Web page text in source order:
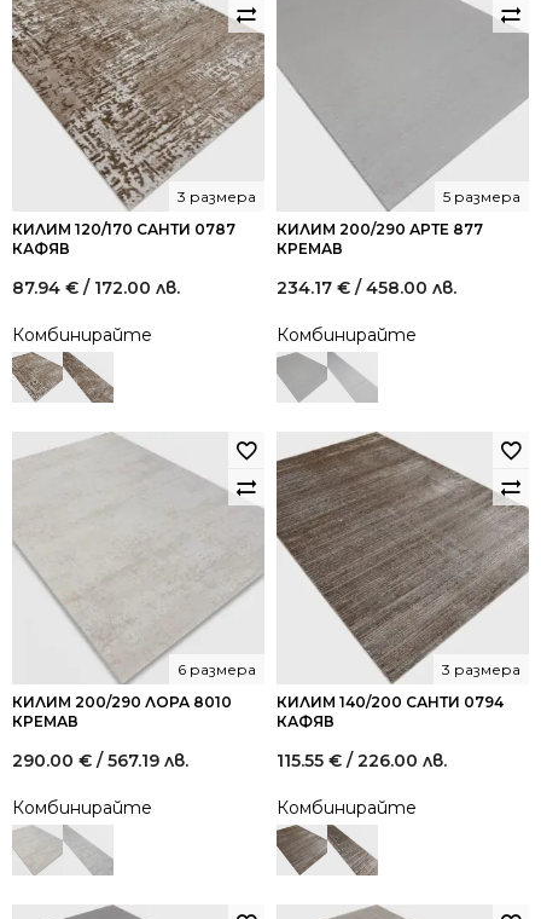
КИЛИМ 120/170 САНТИ 0787
КАФЯВ
3 размера
87.94 € / 172.00 лв.
Комбинирайте
КИЛИМ 200/290 АРТЕ 877
КРЕМАВ
5 размера
234.17 € / 458.00 лв.
Комбинирайте
КИЛИМ 200/290 ЛОРА 8010
КРЕМАВ
6 размера
290.00 € / 567.19 лв.
Комбинирайте
КИЛИМ 140/200 САНТИ 0794
КАФЯВ
3 размера
115.55 € / 226.00 лв.
Комбинирайте